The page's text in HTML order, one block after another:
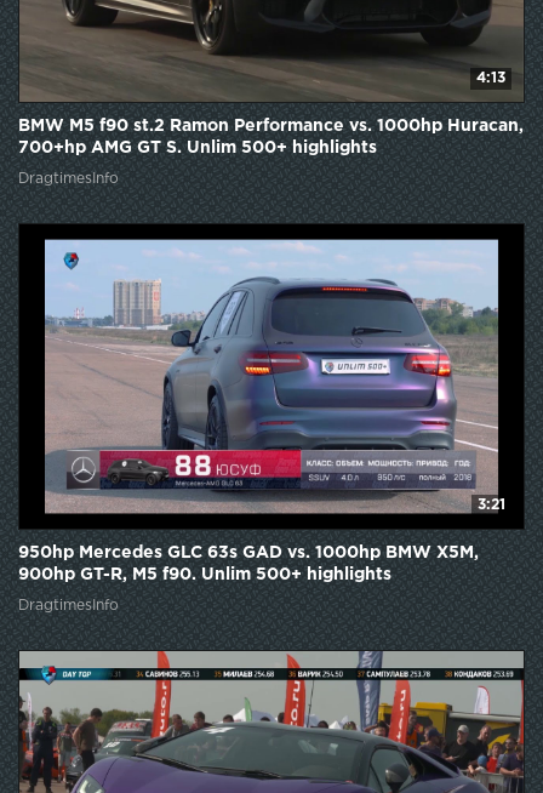
4:13
BMW M5 f90 st.2 Ramon Performance vs. 1000hp Huracan,
700+hp AMG GT S. Unlim 500+ highlights
DragtimesInfo
3:21
950hp Mercedes GLC 63s GAD vs. 1000hp BMW X5M,
900hp GT-R, M5 f90. Unlim 500+ highlights
DragtimesInfo